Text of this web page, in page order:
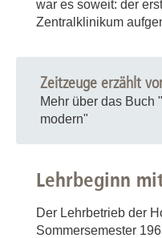
war es soweit: der
Zentralklinikum
Zeitzeuge erzählt
Mehr über das Buch
modern"
Lehrbeginn
Der Lehrbetrieb der
Sommersemester